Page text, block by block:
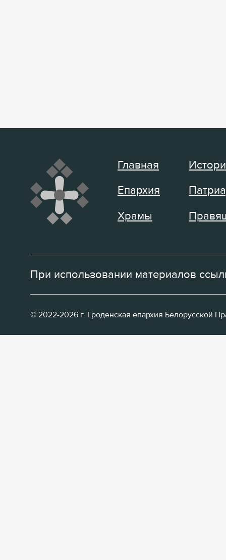
Главная
Епархия
Храмы
При использовании материалов
© 2022-2026 г. Гроденская епархия Белорусской